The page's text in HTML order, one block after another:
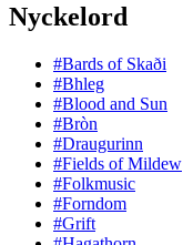
Nyckelord
#Bards of Skaði
#Bhleg
#Blood and Sun
#Bròn
#Draugurinn
#Fields of Mildew
#Folkmusic
#Forndom
#Grift